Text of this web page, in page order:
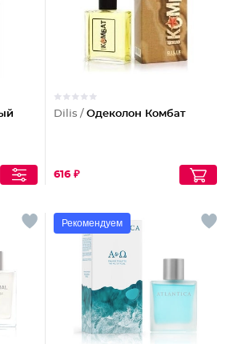
Dilis / Одеколон Комбат
616 ₽
Рекомендуем